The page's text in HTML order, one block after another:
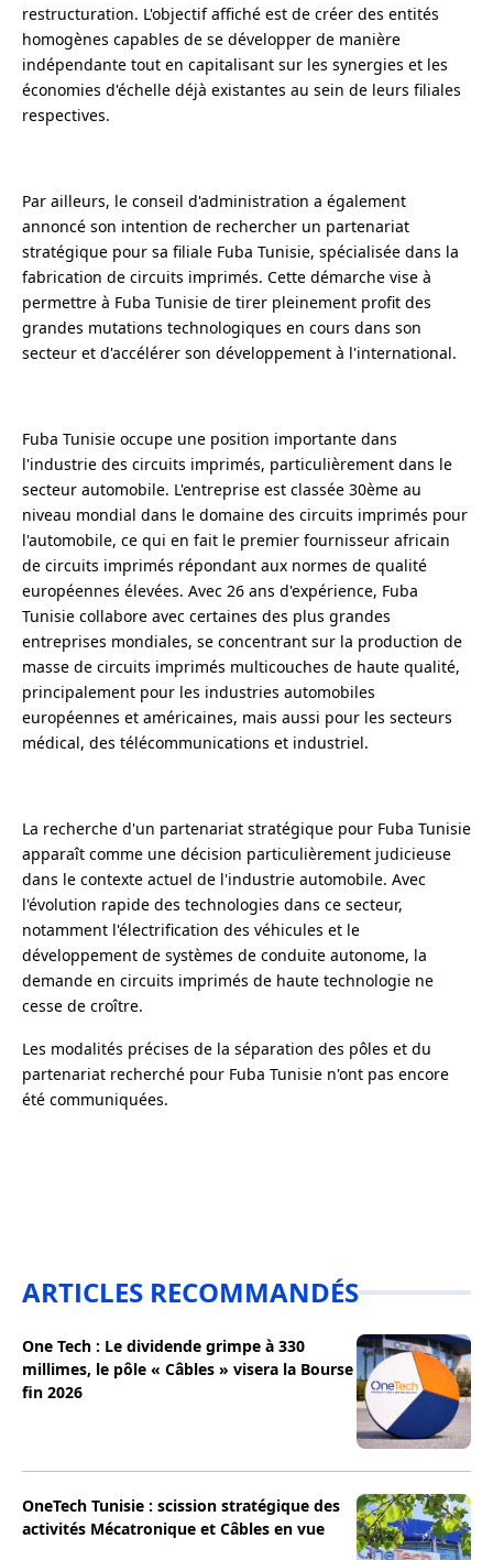
restructuration. L'objectif affiché est de créer des entités
homogènes capables de se développer de manière
indépendante tout en capitalisant sur les synergies et les
économies d'échelle déjà existantes au sein de leurs filiales
respectives.
Par ailleurs, le conseil d'administration a également
annoncé son intention de rechercher un partenariat
stratégique pour sa filiale Fuba Tunisie, spécialisée dans la
fabrication de circuits imprimés. Cette démarche vise à
permettre à Fuba Tunisie de tirer pleinement profit des
grandes mutations technologiques en cours dans son
secteur et d'accélérer son développement à l'international.
Fuba Tunisie occupe une position importante dans
l'industrie des circuits imprimés, particulièrement dans le
secteur automobile. L'entreprise est classée 30ème au
niveau mondial dans le domaine des circuits imprimés pour
l'automobile, ce qui en fait le premier fournisseur africain
de circuits imprimés répondant aux normes de qualité
européennes élevées. Avec 26 ans d'expérience, Fuba
Tunisie collabore avec certaines des plus grandes
entreprises mondiales, se concentrant sur la production de
masse de circuits imprimés multicouches de haute qualité,
principalement pour les industries automobiles
européennes et américaines, mais aussi pour les secteurs
médical, des télécommunications et industriel.
La recherche d'un partenariat stratégique pour Fuba Tunisie
apparaît comme une décision particulièrement judicieuse
dans le contexte actuel de l'industrie automobile. Avec
l'évolution rapide des technologies dans ce secteur,
notamment l'électrification des véhicules et le
développement de systèmes de conduite autonome, la
demande en circuits imprimés de haute technologie ne
cesse de croître.
Les modalités précises de la séparation des pôles et du
partenariat recherché pour Fuba Tunisie n'ont pas encore
été communiquées.
ARTICLES RECOMMANDÉS
One Tech : Le dividende grimpe à 330
millimes, le pôle « Câbles » visera la Bourse
fin 2026
OneTech Tunisie : scission stratégique des
activités Mécatronique et Câbles en vue